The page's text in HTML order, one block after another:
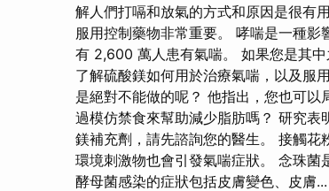
解人們打嗝和放氣的方式和原因是很有
服用控制藥物非常重要。 哮喘是一種
有 2,600 萬人患有氣喘。 如果您是其中
了解硫酸鎂如何用於治療氣喘，以及服
是絕對不能做的呢？ 他指出，您也可
過模仿禁食來幫助減少脂肪嗎？ 研究
鎂補充劑，請先諮詢您的醫生。 接觸
環境刺激物也會引發氣喘症狀。 念珠
酵母菌感染的症狀包括皮膚變色、皮膚